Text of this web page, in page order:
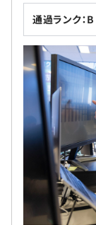
通過ランク：B